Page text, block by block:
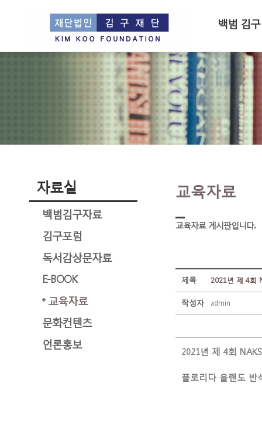
백범 김구
자료실
백범김구자료
김구포럼
독서감상문자료
E-BOOK
교육자료
문화컨텐츠
언론홍보
교육자료
교육자료 게시판입니다.
제목 2021년 제 4회
작성자 admin
2021년 제 4회
플로리다 올랜도 반